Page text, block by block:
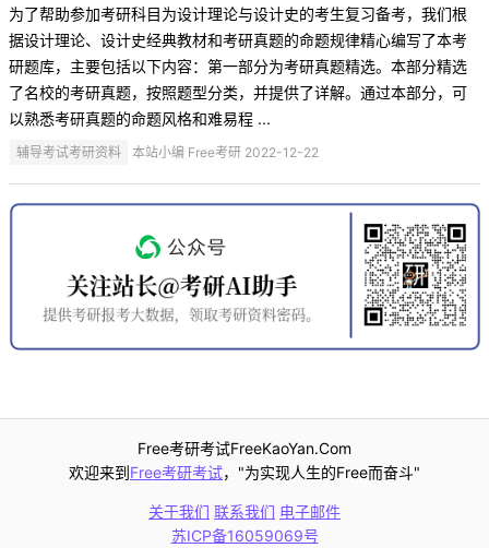
为了帮助参加考研科目为设计理论与设计史的考生复习备考，我们根
据设计理论、设计史经典教材和考研真题的命题规律精心编写了本考
研题库，主要包括以下内容：第一部分为考研真题精选。本部分精选
了名校的考研真题，按照题型分类，并提供了详解。通过本部分，可
以熟悉考研真题的命题风格和难易程 ...
辅导考试考研资料 本站小编 Free考研 2022-12-22
Free考研考试FreeKaoYan.Com
欢迎来到Free考研考试，"为实现人生的Free而奋斗"
关于我们 联系我们 电子邮件
苏ICP备16059069号